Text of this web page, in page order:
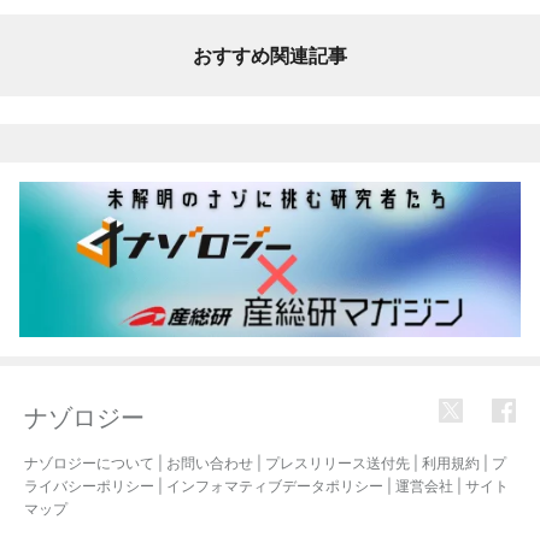
おすすめ関連記事
ナゾロジー
ナゾロジーについて お問い合わせ プレスリリース送付先 利用規約
プ
ライバシーポリシー
インフォマティブデータポリシー 運営会社
サイト
マップ